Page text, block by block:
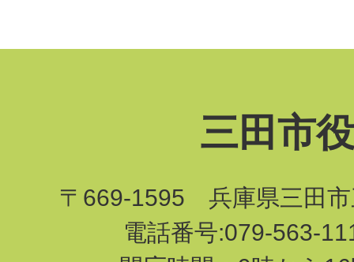
三田市
〒669-1595 兵庫県三田市
電話番号:079-563-